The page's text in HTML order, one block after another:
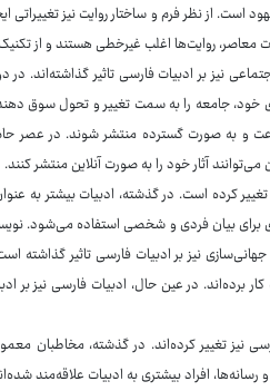
است. از نظر فرم و ساختار روایت نیز
معاصر، روایت‌ها اغلب غیرخطی هستند و از
نیز بر ادبیات فارسی تاثیر
خود، جامعه را به سمت تغییر و تحول سوق
و به صورت گسترده منتشر شوند. در عصر
آثار خود را به صورت آنلاین منتشر کنند.
کرده است. در گذشته، ادبیات بیشتر به
برای بیان فردی و شخصی استفاده می‌شود.
نیز بر ادبیات فارسی تاثیر گذاشته
کار برده‌اند. در عین حال، ادبیات فارسی نیز
نیز تغییر کرده‌اند. در گذشته، مخاطبان
افراد بیشتری به ادبیات علاقه‌مند